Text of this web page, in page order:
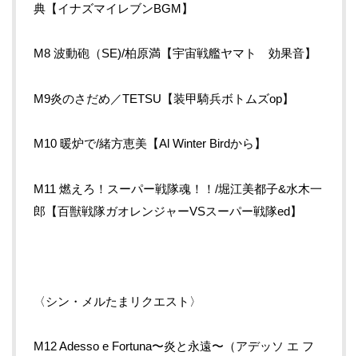
典【イナズマイレブンBGM】
M8 波動砲（SE)/柏原満【宇宙戦艦ヤマト 効果音】
M9炎のさだめ／TETSU【装甲騎兵ボトムズop】
M10 暖炉で/緒方恵美【Al Winter Birdから】
M11 燃えろ！スーパー戦隊魂！！/堀江美都子&水木一
郎【百獣戦隊ガオレンジャーVSスーパー戦隊ed】
〈シン・メルたまリクエスト〉
M12 Adesso e Fortuna〜炎と永遠〜（アデッソ エ フ